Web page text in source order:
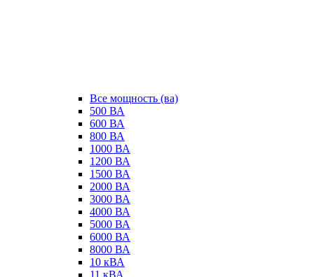
Все мощность (ва)
500 ВА
600 ВА
800 ВА
1000 ВА
1200 ВА
1500 ВА
2000 ВА
3000 ВА
4000 ВА
5000 ВА
6000 ВА
8000 ВА
10 кВА
11 кВА